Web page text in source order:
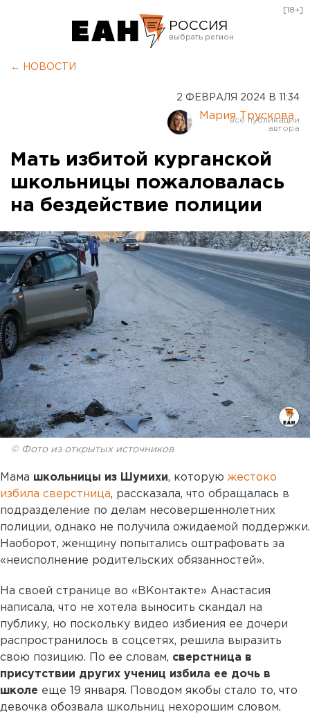
РОССИЯ
Курган
Оренбург
[18+]
← НОВОСТИ
2 ФЕВРАЛЯ 2024 В 11:34
Мария Трускова
Мать избитой курганской
школьницы пожаловалась
на бездействие полиции
© Фото из открытых источников
Мама школьницы из Шумихи, которую жестоко
избила сверстница, рассказала, что обращалась в
подразделение по делам несовершеннолетних
полиции, однако не получила ожидаемой поддержки.
Наоборот, женщину попытались оштрафовать за
«неисполнение родительских обязанностей».
На своей странице во «ВКонтакте» Анастасия
написала, что не хотела выносить скандал на
публику, но поскольку видео избиения ее дочери
распространилось в соцсетях, решила выразить
свою позицию. По ее словам, сверстница в
присутствии других учениц избила ее дочь в
школе еще 19 января. Поводом якобы стало то, что
девочка обозвала школьниц нехорошим словом.